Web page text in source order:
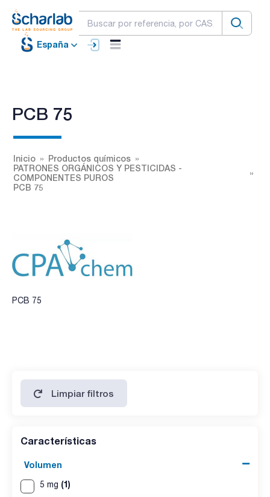
España
PCB 75
Inicio
Productos químicos
PATRONES ORGÁNICOS Y PESTICIDAS -
COMPONENTES PUROS
PCB 75
PCB 75
Limpiar filtros
Características
Volumen
5 mg (1)